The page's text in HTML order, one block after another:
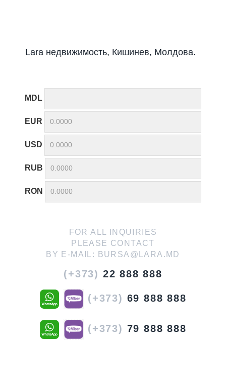
Lara недвижимость, Кишинев, Молдова.
MDL
EUR
USD
RUB
RON
FOR ALL INQUIRIES
PLEASE CONTACT
BY E-MAIL:
BURSA@LARA.MD
(+373) 22 888 888
(+373) 69 888 888
(+373) 79 888 888